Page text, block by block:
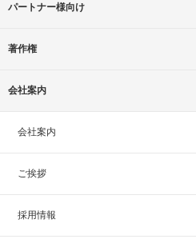
パートナー様向け
著作権
会社案内
会社案内
ご挨拶
採用情報